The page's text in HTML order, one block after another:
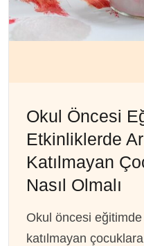
Okul Öncesi
Etkinliklerde
Katılmayan
Nasıl Olmalı
Okul öncesi eğitimde
katılmayan